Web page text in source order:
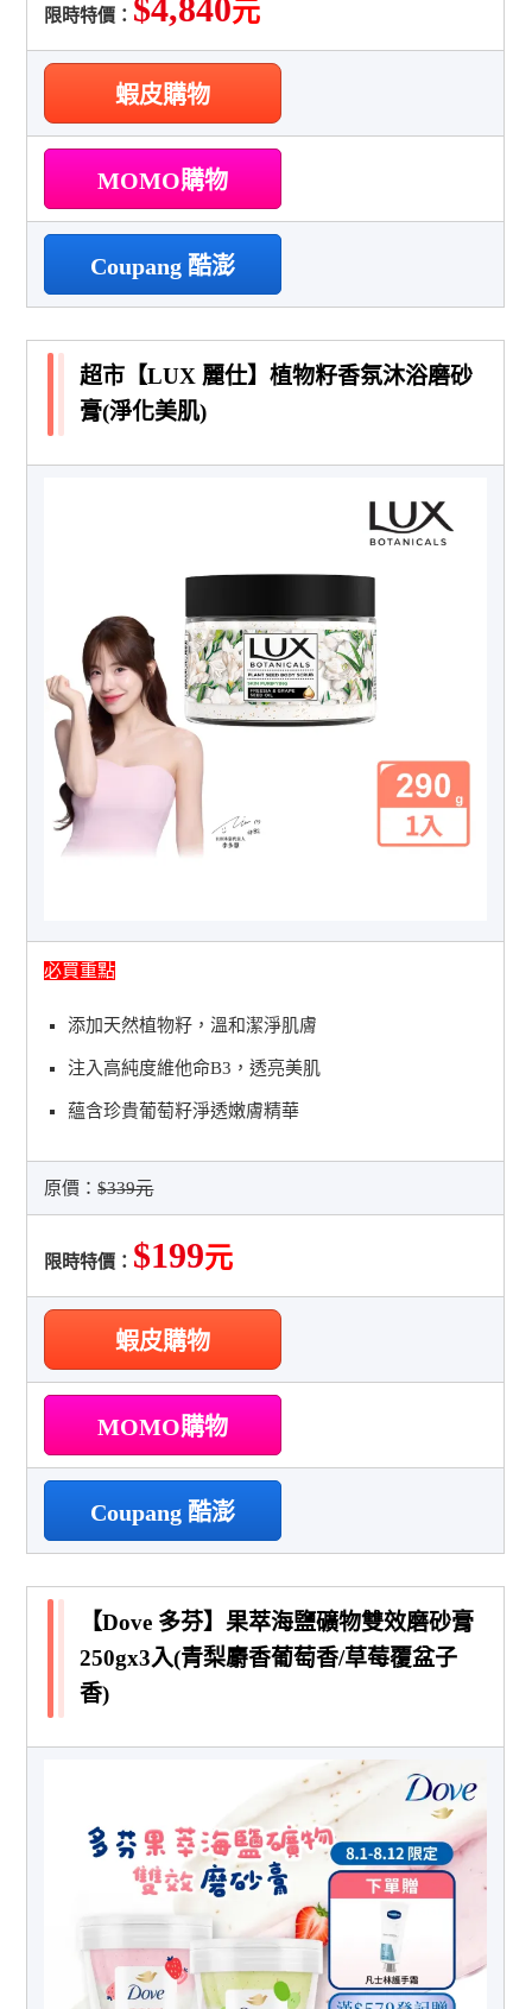
限時特價： $4,840元
蝦皮購物
MOMO購物
Coupang 酷澎
超市【LUX 麗仕】植物籽香氛沐浴磨砂
膏(淨化美肌)
必買重點
添加天然植物籽，溫和潔淨肌膚
注入高純度維他命B3，透亮美肌
蘊含珍貴葡萄籽淨透嫩膚精華
原價：$339元
限時特價： $199元
蝦皮購物
MOMO購物
Coupang 酷澎
【Dove 多芬】果萃海鹽礦物雙效磨砂膏
250gx3入(青梨麝香葡萄香/草莓覆盆子
香)